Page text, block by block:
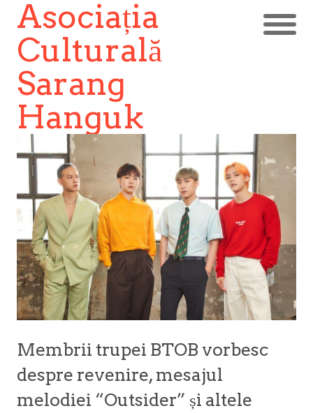
Asociația
Culturală
Sarang
Hanguk
Membrii trupei BTOB vorbesc
despre revenire, mesajul
melodiei “Outsider” și altele